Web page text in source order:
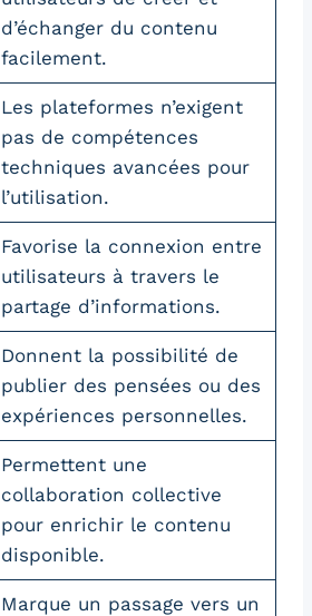
d’échanger du contenu
facilement.
Les plateformes n’exigent
pas de compétences
techniques avancées pour
l’utilisation.
Favorise la connexion entre
utilisateurs à travers le
partage d’informations.
Donnent la possibilité de
publier des pensées ou des
expériences personnelles.
Permettent une
collaboration collective
pour enrichir le contenu
disponible.
Marque un passage vers un